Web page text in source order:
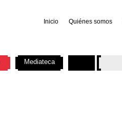
Inicio Quiénes somos
Mediateca